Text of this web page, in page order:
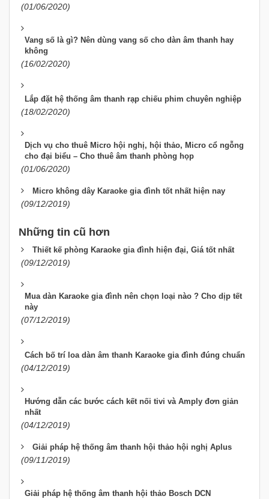
(01/06/2020)
Vang số là gì? Nên dùng vang số cho dàn âm thanh hay
không
(16/02/2020)
Lắp đặt hệ thống âm thanh rạp chiếu phim chuyên nghiệp
(18/02/2020)
Dịch vụ cho thuê Micro hội nghị, hội thảo, Micro cổ ngỗng
cho đại biểu – Cho thuê âm thanh phòng họp
(01/06/2020)
Micro không dây Karaoke gia đình tốt nhất hiện nay
(09/12/2019)
Những tin cũ hơn
Thiết kế phòng Karaoke gia đình hiện đại, Giá tốt nhất
(09/12/2019)
Mua dàn Karaoke gia đình nên chọn loại nào ? Cho dịp tết
này
(07/12/2019)
Cách bố trí loa dàn âm thanh Karaoke gia đình đúng chuẩn
(04/12/2019)
Hướng dẫn các bước cách kết nối tivi và Amply đơn giản
nhất
(04/12/2019)
Giải pháp hệ thống âm thanh hội thảo hội nghị Aplus
(09/11/2019)
Giải pháp hệ thống âm thanh hội thảo Bosch DCN